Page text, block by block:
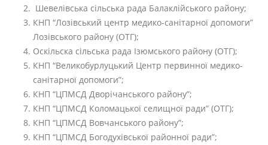
Шевелівська сільська рада Балаклійського району;
КНП “Лозівський центр медико-санітарної допомоги”
Лозівського району (ОТГ);
Оскільска сільська рада Ізюмського району (ОТГ);
КНП “Великобурлуцький Центр первинної медико-
санітарної допомоги”;
КНП “ЦПМСД Дворічанського району”;
КНП “ЦПМСД Коломацької селищної ради” (ОТГ);
КНП “ЦПМСД Вовчанського району”;
КНП “ЦПМСД Богодухівської районної ради”;